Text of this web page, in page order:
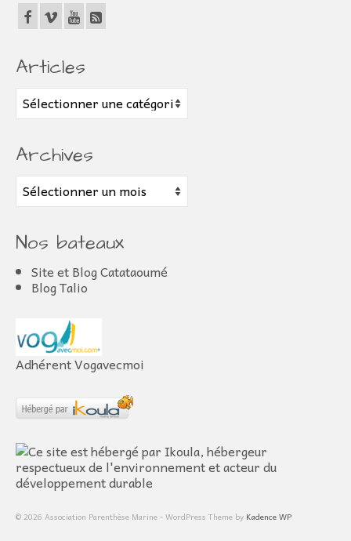
Articles
Articles
Archives
Archives
Nos bateaux
Site et Blog Catataoumé
Blog Talio
Adhérent Vogavecmoi
© 2026 Association Parenthèse Marine - WordPress Theme by Kadence WP